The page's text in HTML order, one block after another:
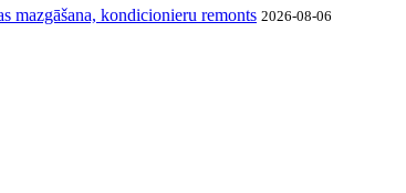
mazgāšana, kondicionieru remonts 2026-08-06